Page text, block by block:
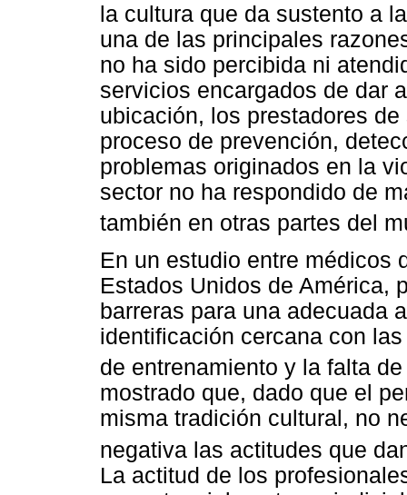
la cultura que da sustento a
una de las principales
no ha sido percibida ni
servicios encargados de dar
ubicación, los prestadores
proceso de prevención,
problemas originados en la
sector no ha respondido de
también en otras partes del
En un estudio entre médicos
Estados Unidos de América,
barreras para una adecuada
identificación cercana con
de entrenamiento y la falta
mostrado que, dado que el
misma tradición cultural, no
negativa las actitudes que
La actitud de los